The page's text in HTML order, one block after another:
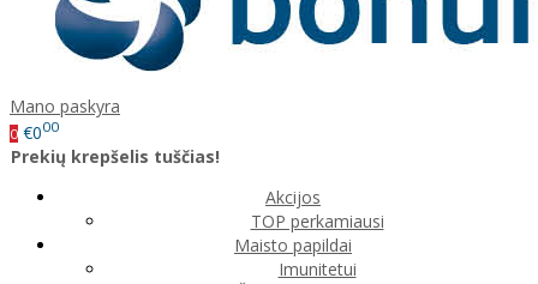
Mano paskyra
0 €000
Prekių krepšelis tuščias!
Akcijos
TOP perkamiausi
Maisto papildai
Imunitetui